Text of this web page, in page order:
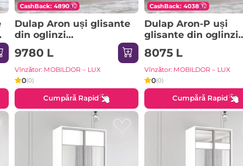
CashBack: 4890
Dulap Aron uși glisante
din oglinzi
(170x60x240H cm) Alb
brilliant
9780 L
Vînzător: MOBILDOR – LUX
0(0)
Cumpără Rapid
CashBack: 4038
Dulap Aron-P uși
glisante din oglinzi
(130x60x230H cm)
Sonoma
8075 L
Vînzător: MOBILDOR – LUX
0(0)
Cumpără Rapid